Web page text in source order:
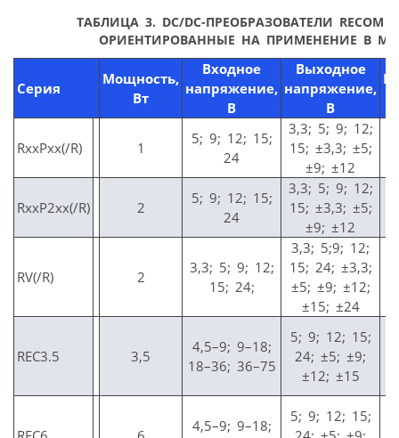
ТАБЛИЦА 3. DC/DC-ПРЕОБРАЗОВАТЕЛИ
ОРИЕНТИРОВАННЫЕ НА ПРИМЕНЕНИЕ В
Серия
Мощность,
Вт
Входное
напряжение,
В
Выходное
напряжение,
В
RxxPxx(/R) 1
5; 9; 12; 15;
24
3,3; 5; 9; 12;
15; ±3,3; ±5;
±9; ±12
RxxP2xx(/R) 2
5; 9; 12; 15;
24
3,3; 5; 9; 12;
15; ±3,3; ±5;
±9; ±12
RV(/R) 2
3,3; 5; 9; 12;
15; 24;
3,3; 5;9; 12;
15; 24; ±3,3;
±5; ±9; ±12;
±15; ±24
REC3.5 3,5
4,5–9; 9–18;
18–36; 36–75
5; 9; 12; 15;
24; ±5; ±9;
±12; ±15
4,5–9; 9–18;
5; 9; 12; 15;